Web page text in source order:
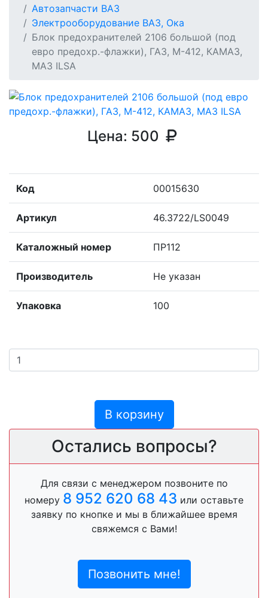
Автозапчасти ВАЗ
Электрооборудование ВАЗ, Ока
Блок предохранителей 2106 большой (под
евро предохр.-флажки), ГАЗ, М-412, КАМАЗ,
МАЗ ILSA
Цена: 500
Код 00015630
Артикул 46.3722/LS0049
Каталожный номер ПР112
Производитель Не указан
Упаковка 100
В корзину
Остались вопросы?
Для связи с менеджером позвоните по
номеру 8 952 620 68 43 или оставьте
заявку по кнопке и мы в ближайшее время
свяжемся с Вами!
Позвонить мне!